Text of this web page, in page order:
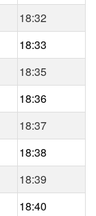
18:32
18:33
18:35
18:36
18:37
18:38
18:39
18:40